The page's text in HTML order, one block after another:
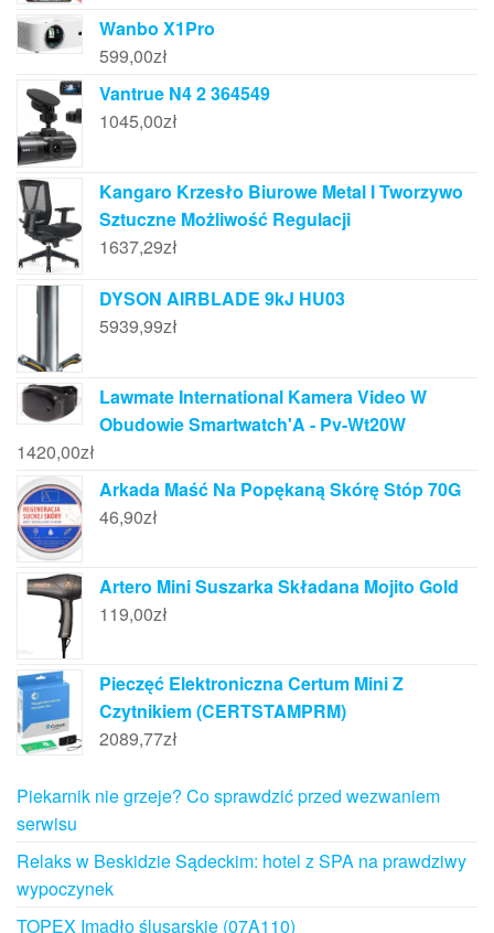
Wanbo X1Pro
599,00zł
Vantrue N4 2 364549
1045,00zł
Kangaro Krzesło Biurowe Metal I Tworzywo
Sztuczne Możliwość Regulacji
1637,29zł
DYSON AIRBLADE 9kJ HU03
5939,99zł
Lawmate International Kamera Video W
Obudowie Smartwatch'A - Pv-Wt20W
1420,00zł
Arkada Maść Na Popękaną Skórę Stóp 70G
46,90zł
Artero Mini Suszarka Składana Mojito Gold
119,00zł
Pieczęć Elektroniczna Certum Mini Z
Czytnikiem (CERTSTAMPRM)
2089,77zł
Piekarnik nie grzeje? Co sprawdzić przed wezwaniem
serwisu
Relaks w Beskidzie Sądeckim: hotel z SPA na prawdziwy
wypoczynek
TOPEX Imadło ślusarskie (07A110)